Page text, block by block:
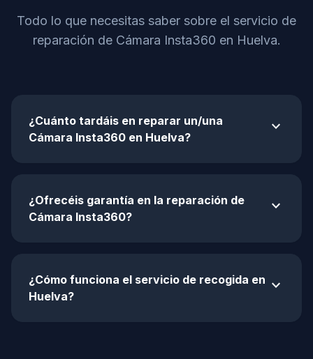
Todo lo que necesitas saber sobre el servicio de
reparación de Cámara Insta360 en Huelva.
¿Cuánto tardáis en reparar un/una
Cámara Insta360 en Huelva?
expand_more
¿Ofrecéis garantía en la reparación de
Cámara Insta360?
expand_more
¿Cómo funciona el servicio de recogida en
Huelva?
expand_more